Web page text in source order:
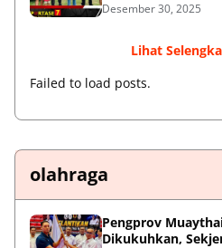
Desember 30, 2025
Lihat
Failed to load posts.
olahraga
Pengprov
Dikukuhkan,